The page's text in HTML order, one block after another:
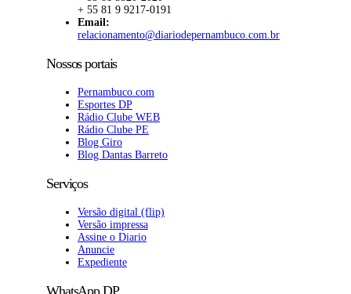
+ 55 81 9 9217-0191
Email:
relacionamento@diariodepernambuco.com.br
Nossos portais
Pernambuco.com
Esportes DP
Rádio Clube WEB
Rádio Clube PE
Blog Giro
Blog Dantas Barreto
Serviços
Versão digital (flip)
Versão impressa
Assine o Diario
Anuncie
Expediente
WhatsApp DP